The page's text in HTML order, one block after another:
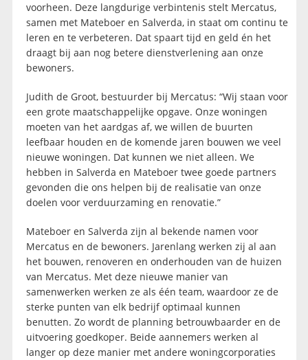
voorheen. Deze langdurige verbintenis stelt Mercatus,
samen met Mateboer en Salverda, in staat om continu te
leren en te verbeteren. Dat spaart tijd en geld én het
draagt bij aan nog betere dienstverlening aan onze
bewoners.
Judith de Groot, bestuurder bij Mercatus: “Wij staan voor
een grote maatschappelijke opgave. Onze woningen
moeten van het aardgas af, we willen de buurten
leefbaar houden en de komende jaren bouwen we veel
nieuwe woningen. Dat kunnen we niet alleen. We
hebben in Salverda en Mateboer twee goede partners
gevonden die ons helpen bij de realisatie van onze
doelen voor verduurzaming en renovatie.”
Mateboer en Salverda zijn al bekende namen voor
Mercatus en de bewoners. Jarenlang werken zij al aan
het bouwen, renoveren en onderhouden van de huizen
van Mercatus. Met deze nieuwe manier van
samenwerken werken ze als één team, waardoor ze de
sterke punten van elk bedrijf optimaal kunnen
benutten. Zo wordt de planning betrouwbaarder en de
uitvoering goedkoper. Beide aannemers werken al
langer op deze manier met andere woningcorporaties